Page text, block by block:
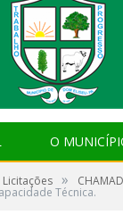
O
Licitações »
Técnica.